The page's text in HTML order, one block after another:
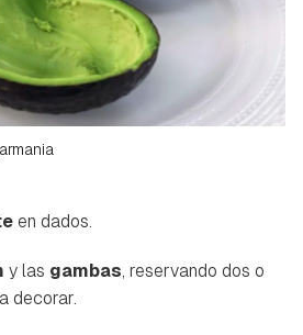
favorito
como favorito, primero has de
cuenta de Hogarmanía.
en dados.
y las gambas, reservando dos o
decorar.
enviado
a nuestro boletín.